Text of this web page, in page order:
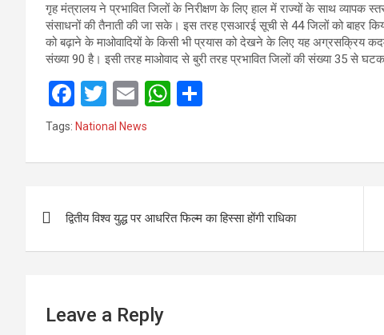
गृह मंत्रालय ने प्रभावित जिलों के निरीक्षण के लिए हाल में राज्यों के साथ व्यापक
संसाधनों की तैनाती की जा सके। इस तरह एसआरई सूची से 44 जिलों को बाहर
को बढ़ाने के माओवादियों के किसी भी प्रयास को देखने के लिए यह अग्रसक्रिय
संख्या 90 है। इसी तरह माओवाद से बुरी तरह प्रभावित जिलों की संख्या 35 से
F
a
b
o
k
T
wi
er
E
m
W
s
p
p
e
Tags: National News
navigation
द्वितीय विश्व युद्ध पर आधरित फिल्म का हिस्सा होंगी राधिका
Leave a Reply